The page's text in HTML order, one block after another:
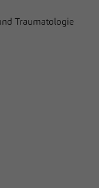
Traumatologie